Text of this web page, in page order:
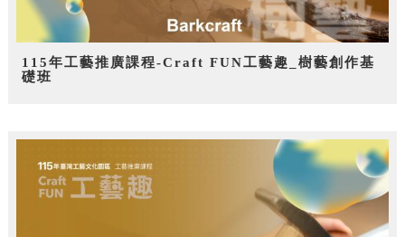
115年工藝推廣課程-Craft FUN工藝趣_樹藝創作基
礎班